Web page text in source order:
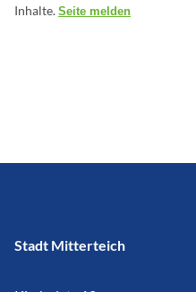
Inhalte. Seite melden
Stadt Mitterteich